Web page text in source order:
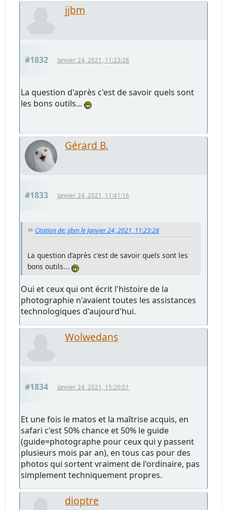
jjbm
#1832 Janvier 24, 2021, 11:23:28
La question d'après c'est de savoir quels sont
les bons outils...
Gérard B.
#1833 Janvier 24, 2021, 11:41:16
Citation de: jjbm le Janvier 24, 2021, 11:23:28
La question d'après c'est de savoir quels sont les
bons outils...
Oui et ceux qui ont écrit l'histoire de la
photographie n'avaient toutes les assistances
technologiques d'aujourd'hui.
Wolwedans
#1834 Janvier 24, 2021, 15:20:01
Et une fois le matos et la maîtrise acquis, en
safari c'est 50% chance et 50% le guide
(guide=photographe pour ceux qui y passent
plusieurs mois par an), en tous cas pour des
photos qui sortent vraiment de l'ordinaire, pas
simplement techniquement propres.
dioptre